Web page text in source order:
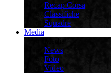
Recap Corsa
Classifiche
Squadre
Media
News
Foto
Video